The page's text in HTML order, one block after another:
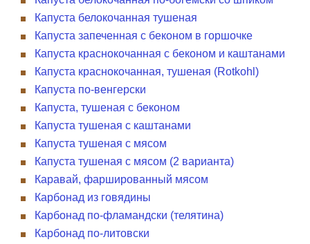
Капуста белокочанная тушеная
Капуста запеченная с беконом в горшочке
Капуста краснокочанная с беконом и каштанами
Капуста краснокочанная, тушеная (Rotkohl)
Капуста по-венгерски
Капуста, тушеная с беконом
Капуста тушеная с каштанами
Капуста тушеная с мясом
Капуста тушеная с мясом (2 варианта)
Каравай, фаршированный мясом
Карбонад из говядины
Карбонад по-фламандски (телятина)
Карбонад по-литовски